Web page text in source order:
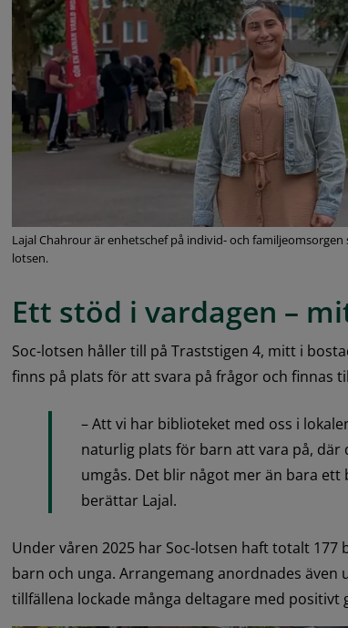
Lajal Chahrour är enhetschef på individ- och
lotsen.
Ett stöd i vardagen –
Soc-lotsen håller till på Traststigen 4, mitt i
finns på plats för att svara på frågor och finnas
– Att vi har biblioteket med oss i
naturlig plats för barn att vara på, där
umgås. Det blir något mer än bara ett
berättar Lajal.
Under våren 2025 har Soc-lotsen haft totalt 177
barn och unga. Arrangemang anordnades även
tillfällena lockade många deltagare med positivt